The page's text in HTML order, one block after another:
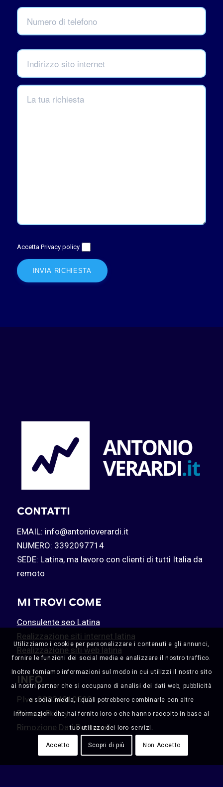
Accetta Privacy policy
CONTATTI
EMAIL: info@antonioverardi.it
NUMERO: 3392097714
SEDE: Latina, ma lavoro con clienti di tutti Italia da
remoto
MI TROVI COME
Consulente seo Latina
Realizzazione siti internet latina
Realizzazione siti web latina
INFO
P.Iva: 02334310592
Privacy Policy
Rimozione Dati Personali
Utilizziamo i cookie per personalizzare i contenuti e gli annunci,
fornire le funzioni dei social media e analizzare il nostro traffico.
Inoltre forniamo informazioni sul modo in cui utilizzi il nostro sito
ai nostri partner che si occupano di analisi dei dati web, pubblicità
e social media, i quali potrebbero combinarle con altre
informazioni che hai fornito loro o che hanno raccolto in base al
tuo utilizzo dei loro servizi.
Accetto Scopri di più Non Accetto